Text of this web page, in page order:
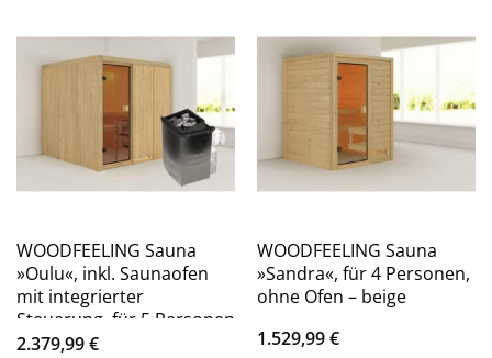
WOODFEELING Sauna
»Oulu«, inkl. Saunaofen
mit integrierter
Steuerung, für 5 Personen
– beige
2.379,99€
WOODFEELING Sauna
»Sandra«, für 4 Personen,
ohne Ofen – beige
1.529,99€